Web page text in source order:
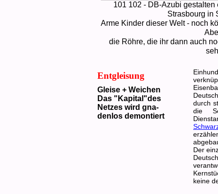
101 102 - DB-Azubi
Strasbourg in
Arme Kinder dieser Welt - noch
die Röhre, die ihr dann auch
Entgleisung
Gleise + Weichen
Das "Kapital"des
Netzes wird gna-
denlos demontiert
durch
die
Der
keine